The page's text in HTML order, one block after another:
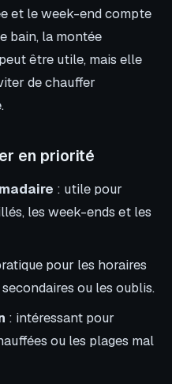
et le week-end compte
bain, la montée
être utile, mais elle
de chauffer
en priorité
: utile pour
les week-ends et les
pour les horaires
ou les oublis.
: intéressant pour
ou les plages mal